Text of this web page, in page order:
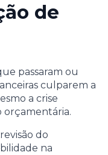
de
passaram ou
culparem a
a crise
orçamentária.
do
na